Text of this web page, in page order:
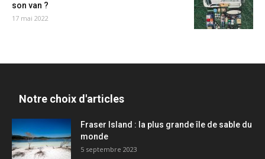
son van ?
17 mai 2022
Notre choix d'articles
Fraser Island : la plus grande île de sable du
monde
5 septembre 2023